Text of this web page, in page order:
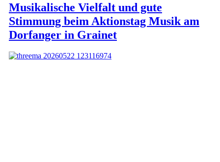
Musikalische Vielfalt und gute
Stimmung beim Aktionstag Musik am
Dorfanger in Grainet